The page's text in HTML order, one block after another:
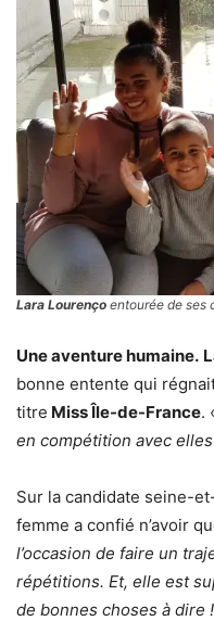
Lara Lourenço entourée de ses
Une aventure humaine.
bonne entente qui
titre Miss Île-de-France.
en compétition avec
Sur la candidate seine-
femme a confié n’avoir
l’occasion de faire un
répétitions. Et, elle est
de bonnes choses à dire !